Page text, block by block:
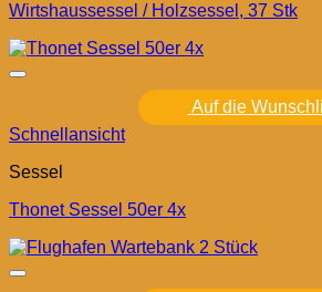
Wirtshaussessel / Holzsessel, 37 Stk
Auf die
Schnellansicht
Sessel
Thonet Sessel 50er 4x